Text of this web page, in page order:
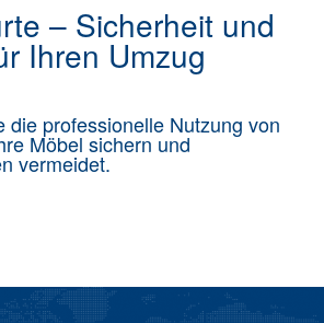
– Sicherheit und
Ihren Umzug
die professionelle Nutzung von
Möbel sichern und
vermeidet.